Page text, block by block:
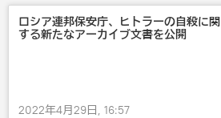
ロシア連邦保安庁、ヒトラーの自殺に関
する新たなアーカイブ文書を公開
2022年4月29日, 16:57